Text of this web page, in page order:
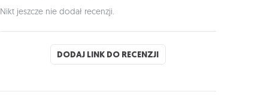
Nikt jeszcze nie dodał recenzji.
DODAJ LINK DO RECENZJI